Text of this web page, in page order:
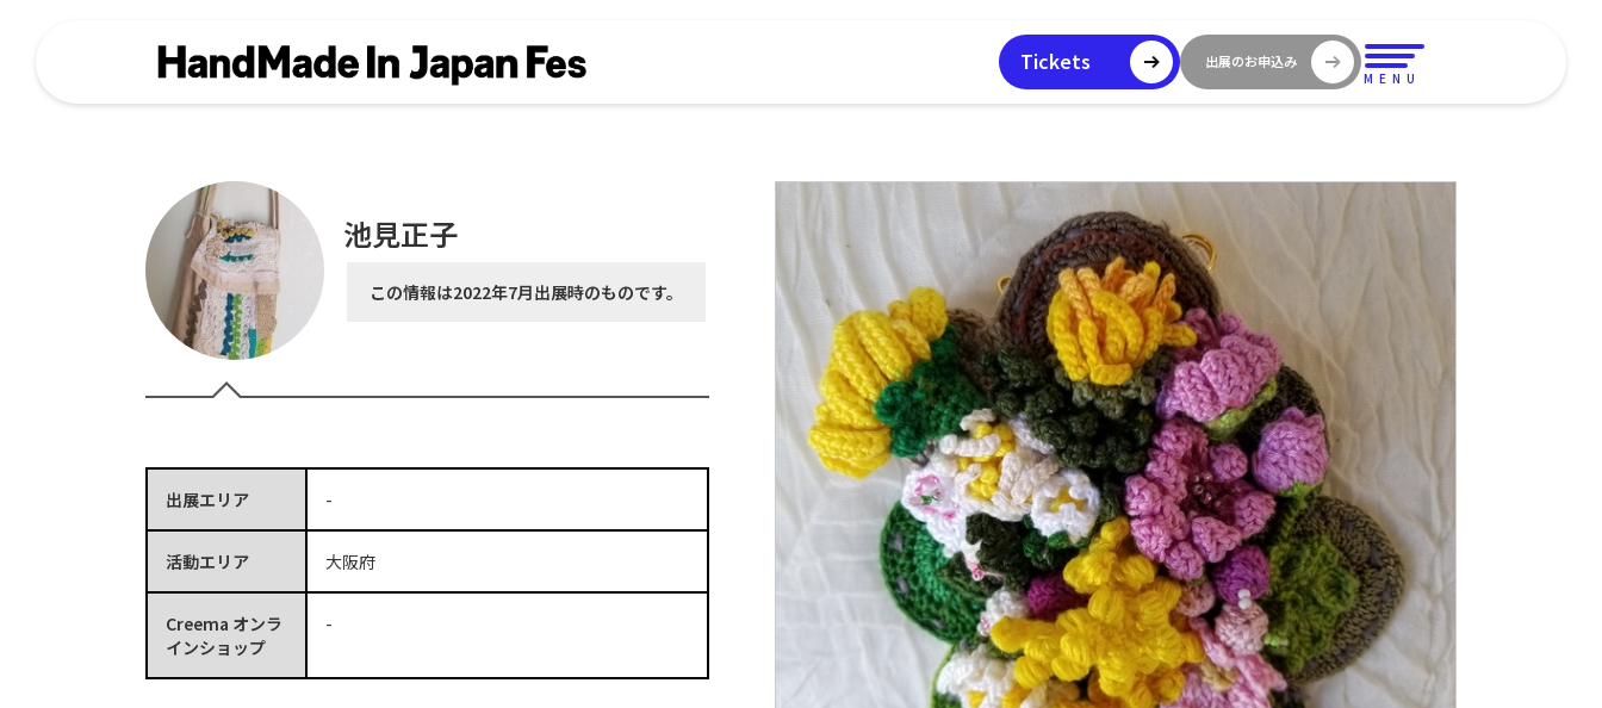
Tickets 出展のお申込み
MENU
池見正子
この情報は2022年7月出展時のものです。
出展エリア -
活動エリア 大阪府
Creema オンラ
インショップ
-